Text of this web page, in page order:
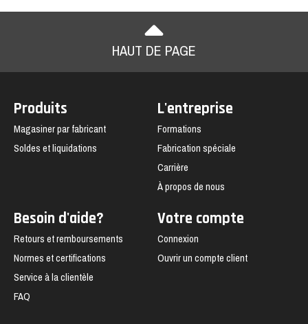
HAUT DE PAGE
Produits
Magasiner par fabricant
Soldes et liquidations
L'entreprise
Formations
Fabrication spéciale
Carrière
À propos de nous
Besoin d'aide?
Retours et remboursements
Normes et certifications
Service à la clientèle
FAQ
Votre compte
Connexion
Ouvrir un compte client